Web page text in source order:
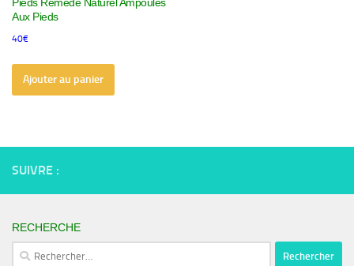
Aux Pieds
40€
Ajouter au panier
SUIVRE :
RECHERCHE
Rechercher :